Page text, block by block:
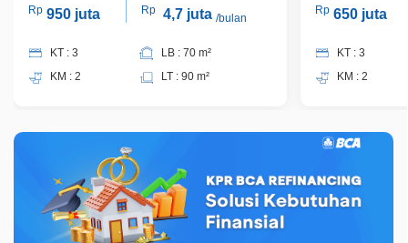
Rp 950 juta
Rp 4,7 juta /bulan
KT : 3
KM : 2
LB : 70 m²
LT : 90 m²
Rp 650 juta
KT : 3
KM : 2